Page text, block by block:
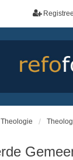
Theologie